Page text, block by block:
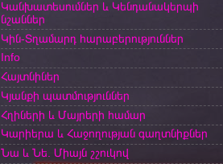
Կանխատեսումներ և Կենդանակերպի
նշաններ
Կին-Տղամարդ հարաբերություններ
Info
Հայտնիներ
Կյանքի պատմություններ
Հղիների և Մայրերի համար
Կարիերա և Հաջողության գաղտնիքներ
Նա և Նե. Միայն շշուկով